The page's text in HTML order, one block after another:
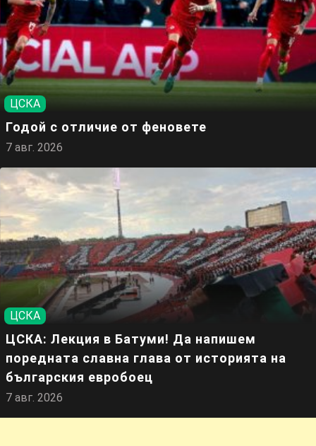
ЦСКА
Годой с отличие от феновете
7 авг. 2026
ЦСКА
ЦСКА: Лекция в Батуми! Да напишем
поредната славна глава от историята на
българския евробоец
7 авг. 2026